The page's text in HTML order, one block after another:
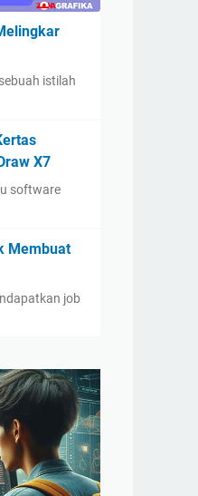
istilah
X7
software
Membuat
job